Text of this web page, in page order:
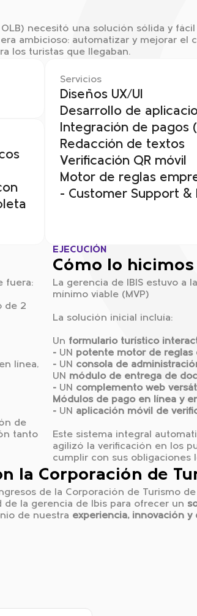
necesitó una solución sólida y
ambicioso: automatizar y mejorar
los turistas que llegaban.
Servicios
Diseños UX/UI
Desarrollo de
Integración de pagos
Redacción de textos
Verificación QR móvil
Motor de reglas
- Customer Support &
fuera:
de 2
línea,
de
tanto
EJECUCIÓN
Cómo lo hicimos
La gerencia de IBIS estuvo a
mínimo viable (MVP)
La solución inicial incluía:
Un formulario turístico
- UN potente motor de reglas
- UN consola de
UN módulo de entrega de
- UN complemento web
Módulos de pago en línea y
- UN aplicación móvil de
Este sistema integral
agilizó la verificación en los
cumplir con sus obligaciones
la Corporación de
de la Corporación de Turismo
la gerencia de Ibis para ofrecer un
de nuestra experiencia, innovación y